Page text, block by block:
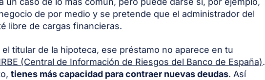
de por medio y se pretende que el administrador del
libre de cargas financieras.
el titular de la hipoteca, ese préstamo no aparece en tu
(Central de Información de Riesgos del Banco de España).
tienes más capacidad para contraer nuevas deudas. Así